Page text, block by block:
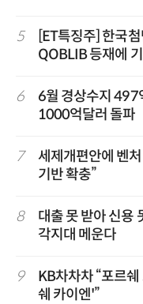
5
[ET특징주] 한국
QOBLIB 등재에
6
6월 경상수지
1000억달러 돌파
7
세제개편안에 벤
기반 확충”
8
대출 못 받아 신용
각지대 메운다
9
KB차차차 “포르
쉐 카이엔'”